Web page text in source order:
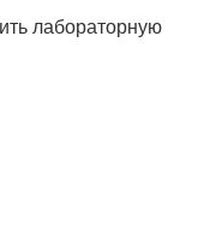
лабораторную